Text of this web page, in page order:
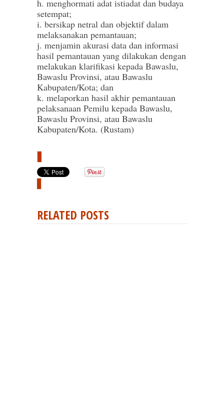
h. menghormati adat istiadat dan budaya
setempat;
i. bersikap netral dan objektif dalam
melaksanakan pemantauan;
j. menjamin akurasi data dan informasi
hasil pemantauan yang dilakukan dengan
melakukan klarifikasi kepada Bawaslu,
Bawaslu Provinsi, atau Bawaslu
Kabupaten/Kota; dan
k. melaporkan hasil akhir pemantauan
pelaksanaan Pemilu kepada Bawaslu,
Bawaslu Provinsi, atau Bawaslu
Kabupaten/Kota. (Rustam)
RELATED POSTS